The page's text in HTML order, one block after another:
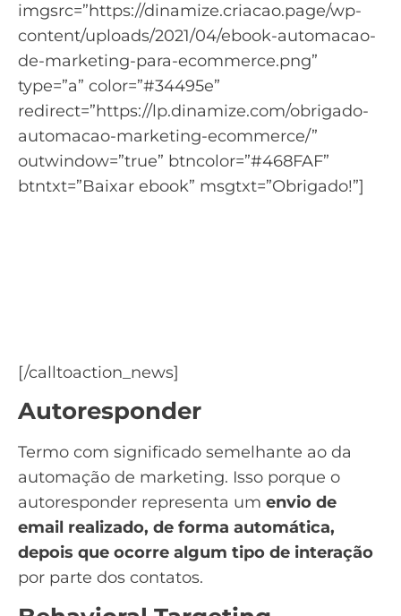
imgsrc=”https://dinamize.criacao.page/wp-
content/uploads/2021/04/ebook-automacao-
de-marketing-para-ecommerce.png”
type=”a” color=”#34495e”
redirect=”https://lp.dinamize.com/obrigado-
automacao-marketing-ecommerce/”
outwindow=”true” btncolor=”#468FAF”
btntxt=”Baixar ebook” msgtxt=”Obrigado!”]
[/calltoaction_news]
Autoresponder
Termo com significado semelhante ao da
automação de marketing. Isso porque o
autoresponder representa um envio de
email realizado, de forma automática,
depois que ocorre algum tipo de interação
por parte dos contatos.